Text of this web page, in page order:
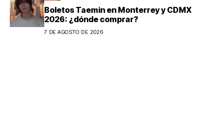
Boletos Taemin en Monterrey y CDMX
2026: ¿dónde comprar?
7 DE AGOSTO DE 2026